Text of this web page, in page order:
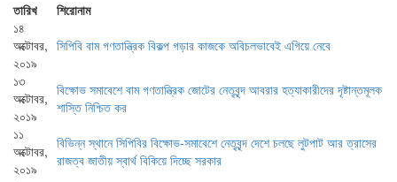
তারিখ
শিরোনাম
১৪
অক্টোবর,
২০১৯
সিপিবি বাম গণতান্ত্রিক বিকল্প গড়ার কাজকে অবিচলভাবেই এগিয়ে নেবে
১৩
অক্টোবর,
২০১৯
বিক্ষোভ সমাবেশে বাম গণতান্ত্রিক জোটের নেতৃবৃন্দ আবরার হত্যাকারীদের দৃষ্টান্তমূলক
শাস্তি নিশ্চিত কর
১১
অক্টোবর,
২০১৯
বিভিন্ন স্থানে সিপিবির বিক্ষোভ-সমাবেশে নেতৃবৃন্দ দেশে চলছে লুটপাট আর ত্রাসের
রাজত্ব জাতীয় স্বার্থ বিকিয়ে দিচ্ছে সরকার